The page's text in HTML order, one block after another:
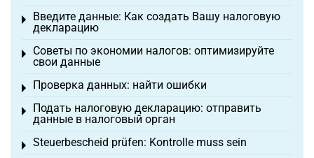
Введите данные: Как создать Вашу налоговую
декларацию
Toggle menu
Советы по экономии налогов: оптимизируйте
свои данные
Toggle menu
Проверка данных: найти ошибки
Toggle menu
Подать налоговую декларацию: отправить
данные в налоговый орган
Toggle menu
Steuerbescheid prüfen: Kontrolle muss sein
Toggle menu